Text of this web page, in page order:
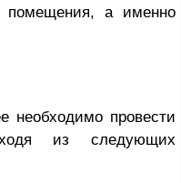
помещения, а именно
необходимо провести
из следующих